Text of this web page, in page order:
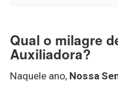
Qual o milagre
Auxiliadora?
Naquele ano, Nossa